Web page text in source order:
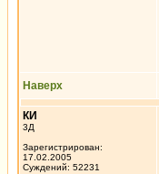
Наверх
КИ
3Д
Зарегистрирован:
17.02.2005
Суждений: 52231